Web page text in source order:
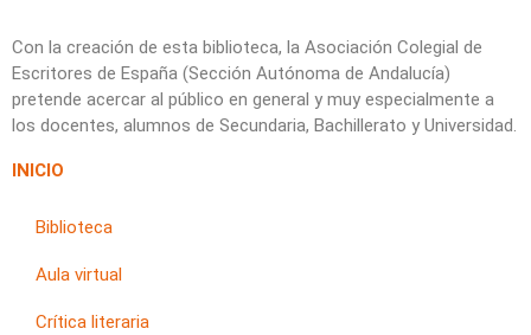
Con la creación de esta biblioteca, la Asociación Colegial de
Escritores de España (Sección Autónoma de Andalucía)
pretende acercar al público en general y muy especialmente a
los docentes, alumnos de Secundaria, Bachillerato y Universidad.
INICIO
Biblioteca
Aula virtual
Crítica literaria